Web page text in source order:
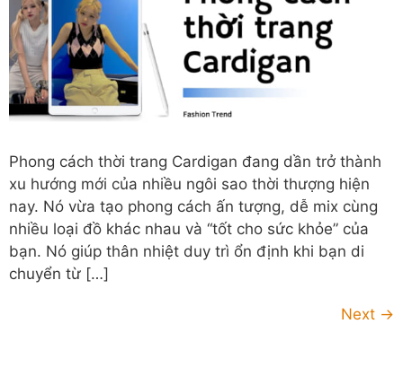
Phong cách thời trang Cardigan đang dần trở thành
xu hướng mới của nhiều ngôi sao thời thượng hiện
nay. Nó vừa tạo phong cách ấn tượng, dễ mix cùng
nhiều loại đồ khác nhau và “tốt cho sức khỏe” của
bạn. Nó giúp thân nhiệt duy trì ổn định khi bạn di
chuyển từ […]
Next →